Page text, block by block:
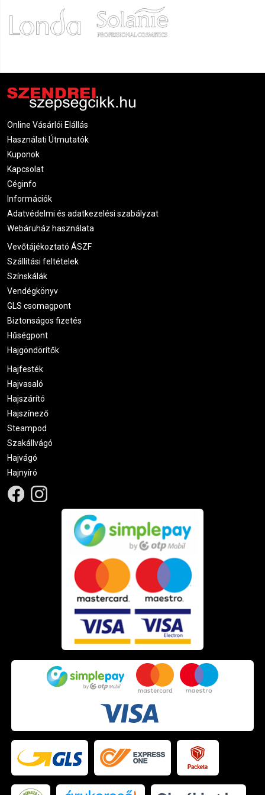
Krisztina 2021.09.26. 22:14
Anikó 2021.09.12. 07:17
Gyöngyi 2021.09.08. 15:07
Fanni
Krisztina 2021.08.23. 08:18
Letitia 2021.08.09. 22:00
Kft 2021.08.02. 00:27
Adrienn 2021.07.30. 00:46
Nagyon könnyű vele dolgozni
Kata 2021.07.18. 00:18
Szilvia 2021.07.14. 07:47
Online Vásárlói Elállás
Használati Útmutatók
Kuponok
Kapcsolat
Céginfo
Információk
Adatvédelmi és adatkezelési szabályzat
Webáruház használata
Vevőtájékoztató ÁSZF
Szállítási feltételek
Színskálák
Vendégkönyv
GLS csomagpont
Biztonságos fizetés
Hűségpont
Hajgöndörítők
Hajfesték
Hajvasaló
Hajszárító
Hajszínező
Steampod
Szakállvágó
Hajvágó
Hajnyíró